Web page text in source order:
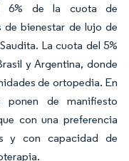
6% de la cuota de
bienestar de lujo de
La cuota del 5%
y Argentina, donde
de ortopedia. En
ponen de manifiesto
con una preferencia
y con capacidad de